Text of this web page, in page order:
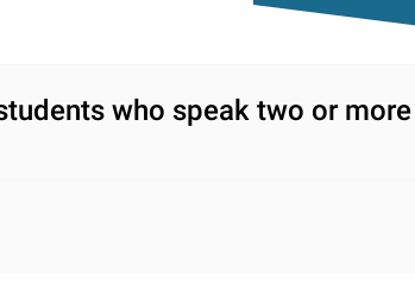
who speak two or more